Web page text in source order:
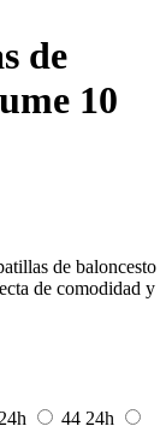
de
10
de baloncesto
de comodidad y
24h 44 24h